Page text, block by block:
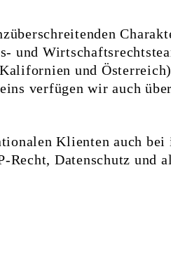
und
und
verfügen wir auch
Klienten auch
Daten­schutz und